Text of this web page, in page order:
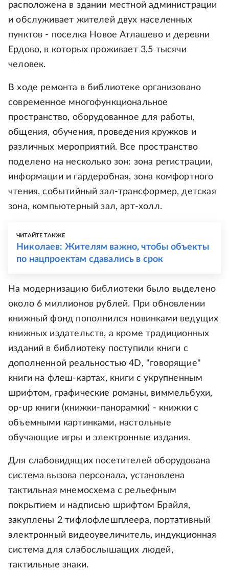
расположена в здании местной администрации
и обслуживает жителей двух населенных
пунктов - поселка Новое Атлашево и деревни
Ердово, в которых проживает 3,5 тысячи
человек.
В ходе ремонта в библиотеке организовано
современное многофункциональное
пространство, оборудованное для работы,
общения, обучения, проведения кружков и
различных мероприятий. Все пространство
поделено на несколько зон: зона регистрации,
информации и гардеробная, зона комфортного
чтения, событийный зал-трансформер, детская
зона, компьютерный зал, арт-холл.
ЧИТАЙТЕ ТАКЖЕ
Николаев: Жителям важно, чтобы объекты
по нацпроектам сдавались в срок
На модернизацию библиотеки было выделено
около 6 миллионов рублей. При обновлении
книжный фонд пополнился новинками ведущих
книжных издательств, а кроме традиционных
изданий в библиотеку поступили книги с
дополненной реальностью 4D, "говорящие"
книги на флеш-картах, книги с укрупненным
шрифтом, графические романы, виммельбухи,
op-up книги (книжки-панорамки) - книжки с
объемными картинками, настольные
обучающие игры и электронные издания.
Для слабовидящих посетителей оборудована
система вызова персонала, установлена
тактильная мнемосхема с рельефным
покрытием и надписью шрифтом Брайля,
закуплены 2 тифлофлешплеера, портативный
электронный видеоувеличитель, индукционная
система для слабослышащих людей,
тактильные знаки.